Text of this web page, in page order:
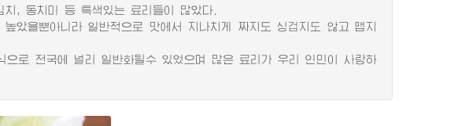
, 동치미 등 특색있는 료리들이 많았다.
을뿐아니라 일반적으로 맛에서 지나치게 짜지도 싱겁지도 않고 맵지
로 전국에 널리 일반화될수 있었으며 많은 료리가 우리 인민이 사랑하